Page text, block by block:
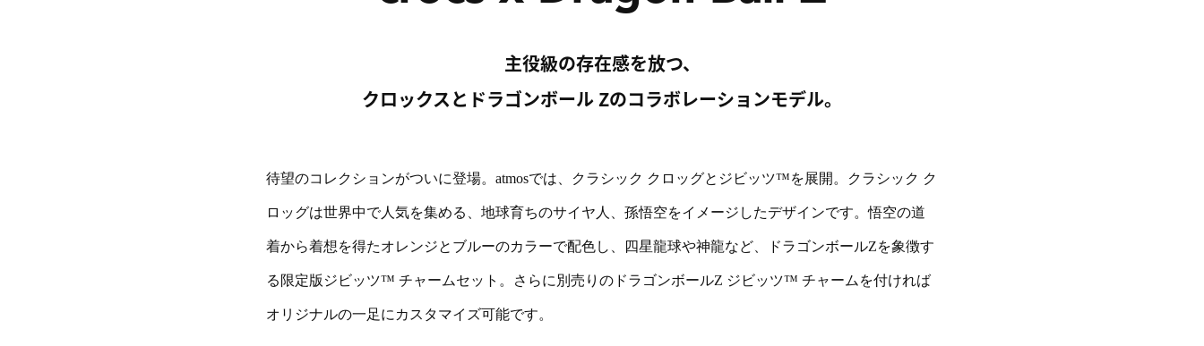
主役級の存在感を放つ、
クロックスとドラゴンボール Zのコラボレーションモデル。
待望のコレクションがついに登場。atmosでは、クラシック クロッグとジビッツ™を展開。クラシック ク
ロッグは世界中で人気を集める、地球育ちのサイヤ人、孫悟空をイメージしたデザインです。悟空の道
着から着想を得たオレンジとブルーのカラーで配色し、四星龍球や神龍など、ドラゴンボールZを象徴す
る限定版ジビッツ™ チャームセット。さらに別売りのドラゴンボールZ ジビッツ™ チャームを付ければ
オリジナルの一足にカスタマイズ可能です。